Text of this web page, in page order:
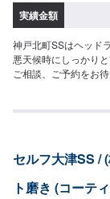
実績金額
神戸北町SSはヘッド
悪天候時にしっかり
ご相談、ご予約をお
セルフ大津SS /
ト磨き (コーテ